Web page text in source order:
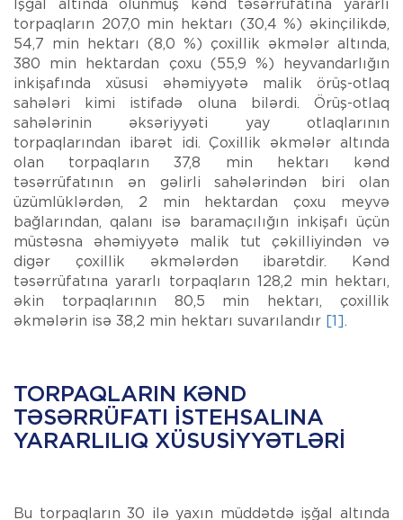
İşğal altında olunmuş kənd təsərrüfatına yararlı
torpaqların 207,0 min hektarı (30,4 %) əkinçilikdə,
54,7 min hektarı (8,0 %) çoxillik əkmələr altında,
380 min hektardan çoxu (55,9 %) heyvandarlığın
inkişafında xüsusi əhəmiyyətə malik örüş-otlaq
sahələri kimi istifadə oluna bilərdi. Örüş-otlaq
sahələrinin əksəriyyəti yay otlaqlarının
torpaqlarından ibarət idi. Çoxillik əkmələr altında
olan torpaqların 37,8 min hektarı kənd
təsərrüfatının ən gəlirli sahələrindən biri olan
üzümlüklərdən, 2 min hektardan çoxu meyvə
bağlarından, qalanı isə baramaçılığın inkişafı üçün
müstəsna əhəmiyyətə malik tut çəkilliyindən və
digər çoxillik əkmələrdən ibarətdir. Kənd
təsərrüfatına yararlı torpaqların 128,2 min hektarı,
əkin torpaqlarının 80,5 min hektarı, çoxillik
əkmələrin isə 38,2 min hektarı suvarılandır [1].
TORPAQLARIN KƏND
TƏSƏRRÜFATI ISTEHSALINA
YARARLILIQ XÜSUSIYYƏTLƏRI
Bu torpaqların 30 ilə yaxın müddətdə işğal altında